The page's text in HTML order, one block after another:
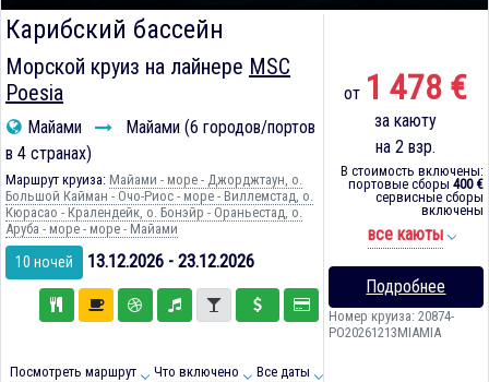
Карибский бассейн
Морской круиз на лайнере MSC
Poesia
Майами
Майами (6 городов/портов
в 4 странах)
Маршрут круиза: Майами - море - Джорджтаун, о.
Большой Кайман - Очо-Риос - море - Виллемстад, о.
Кюрасао - Кралендейк, о. Бонэйр - Ораньестад, о.
Аруба - море - море - Майами
10 ночей 13.12.2026 - 23.12.2026
Посмотреть маршрут Что включено Все даты
от 1 478 €
за каюту
на 2 взр.
В стоимость включены:
портовые сборы 400 €
сервисные сборы
включены
все каюты
Подробнее
Номер круиза: 20874-
PO20261213MIAMIA